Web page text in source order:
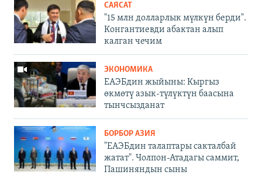
САЯСАТ
"15 млн долларлык мүлкүн берди".
Конгантиевди абактан алып
калган чечим
ЭКОНОМИКА
ЕАЭБдин жыйыны: Кыргыз
өкмөтү азык-түлүктүн баасына
тынчсызданат
БОРБОР АЗИЯ
"ЕАЭБдин талаптары сакталбай
жатат". Чолпон-Атадагы саммит,
Пашиняндын сыны